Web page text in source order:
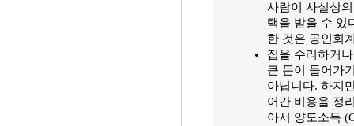
사람이 사실상
택을 받을 수 있
한 것은 공인회
집을 수리하거
큰 돈이 들어가
아닙니다. 하지
어간 비용을 정
아서 양도소득